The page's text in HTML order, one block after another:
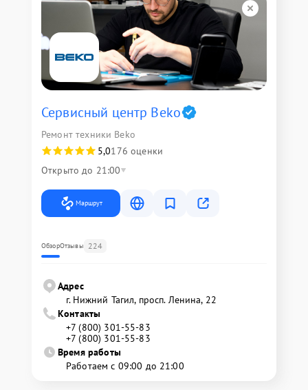
Сервисный центр Beko
Ремонт техники Beko
5,0176 оценки
Открыто до 21:00
Маршрут
ОбзорОтзывы 224
Адрес
г. Нижний Тагил, просп. Ленина, 22
Контакты
+7 (800) 301-55-83
+7 (800) 301-55-83
Время работы
Работаем с 09:00 до 21:00